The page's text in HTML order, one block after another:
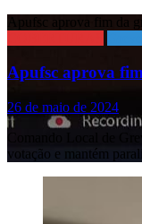
Apufsc aprova fim da
Apufsc aprova
26 de maio de 2024
votação e mantém